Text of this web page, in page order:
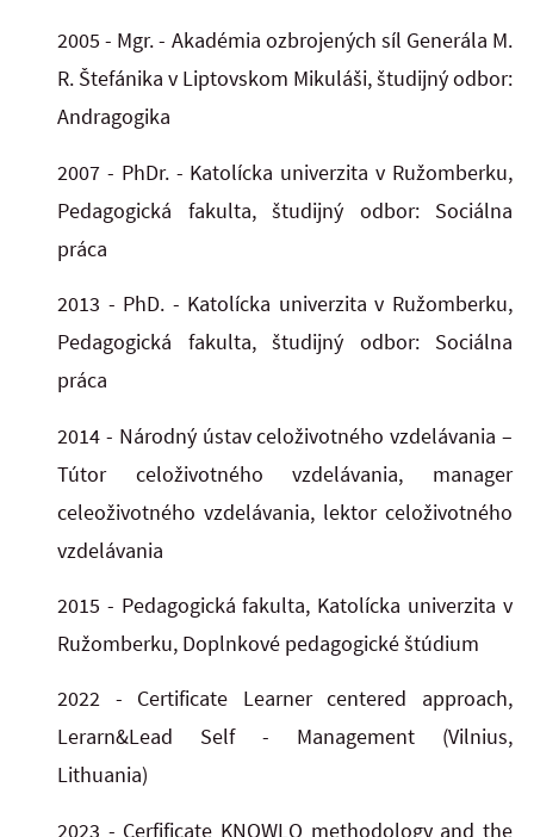
2005 - Mgr. - Akadémia ozbrojených síl Generála M.
R. Štefánika v Liptovskom Mikuláši, študijný odbor:
Andragogika
2007 - PhDr. - Katolícka univerzita v Ružomberku,
Pedagogická fakulta, študijný odbor: Sociálna
práca
2013 - PhD. - Katolícka univerzita v Ružomberku,
Pedagogická fakulta, študijný odbor: Sociálna
práca
2014 - Národný ústav celoživotného vzdelávania –
Tútor celoživotného vzdelávania, manager
celeoživotného vzdelávania, lektor celoživotného
vzdelávania
2015 - Pedagogická fakulta, Katolícka univerzita v
Ružomberku, Doplnkové pedagogické štúdium
2022 - Certificate Learner centered approach,
Lerarn&Lead Self - Management (Vilnius,
Lithuania)
2023 - Cerfificate KNOWLO methodology and the